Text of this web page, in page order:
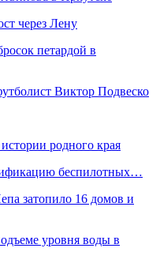
через Лену
петардой в
Виктор Подвеско
родного края
беспилотных…
затопило 16 домов и
уровня воды в